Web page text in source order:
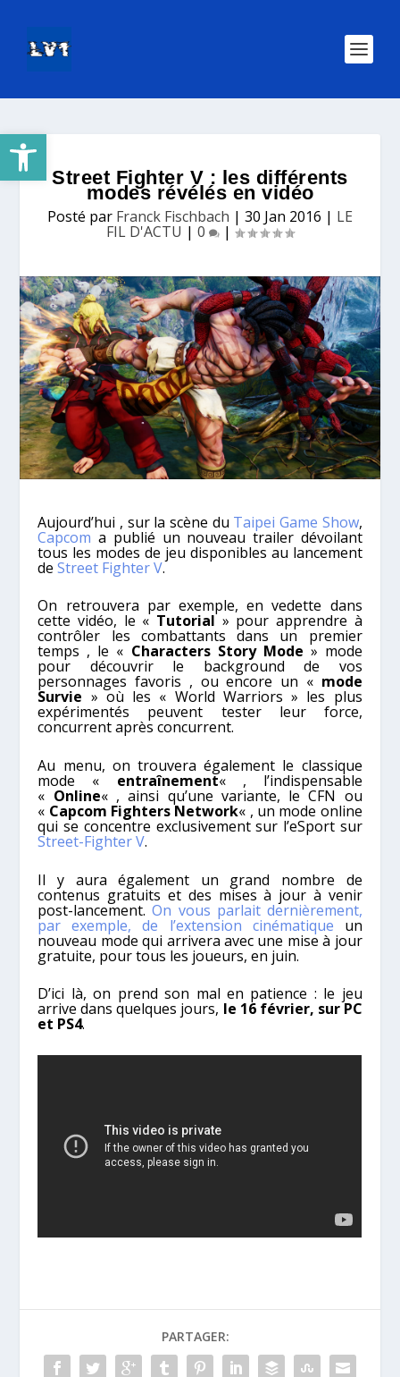
Ouvrir la barre d’outils
Street Fighter V : les différents
modes révélés en vidéo
Posté par Franck Fischbach | 30 Jan 2016 | LE
FIL D'ACTU | 0 |
Aujourd’hui , sur la scène du Taipei Game Show,
Capcom a publié un nouveau trailer dévoilant
tous les modes de jeu disponibles au lancement
deStreet Fighter V.
On retrouvera par exemple, en vedette dans
cette vidéo, le « Tutorial» pour apprendre à
contrôler les combattants dans un premier
temps , le « Characters Story Mode » mode
pour découvrir le background de vos
personnages favoris , ou encore un « mode
Survie » où les « World Warriors » les plus
expérimentés peuvent tester leur force,
concurrent après concurrent.
Au menu, on trouvera également le classique
mode « entraînement« , l’indispensable
« Online« , ainsi qu’une variante, le CFN ou
« Capcom Fighters Network« , un mode online
qui se concentre exclusivement sur l’eSport sur
Street-Fighter V.
Il y aura également un grand nombre de
contenus gratuits et des mises à jour à venir
post-lancement.On vous parlait dernièrement,
par exemple, de l’extension cinématique un
nouveau mode qui arrivera avec une mise à jour
gratuite, pour tous les joueurs, en juin.
D’ici là, on prend son mal en patience : le jeu
arrive dans quelques jours, le 16 février, sur PC
et PS4.
PARTAGER: